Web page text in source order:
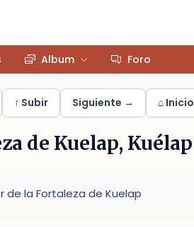
Album Foro
↑ Subir Siguiente → ⌂ Inicio
de Kuelap, Kuélap
de la Fortaleza de Kuelap